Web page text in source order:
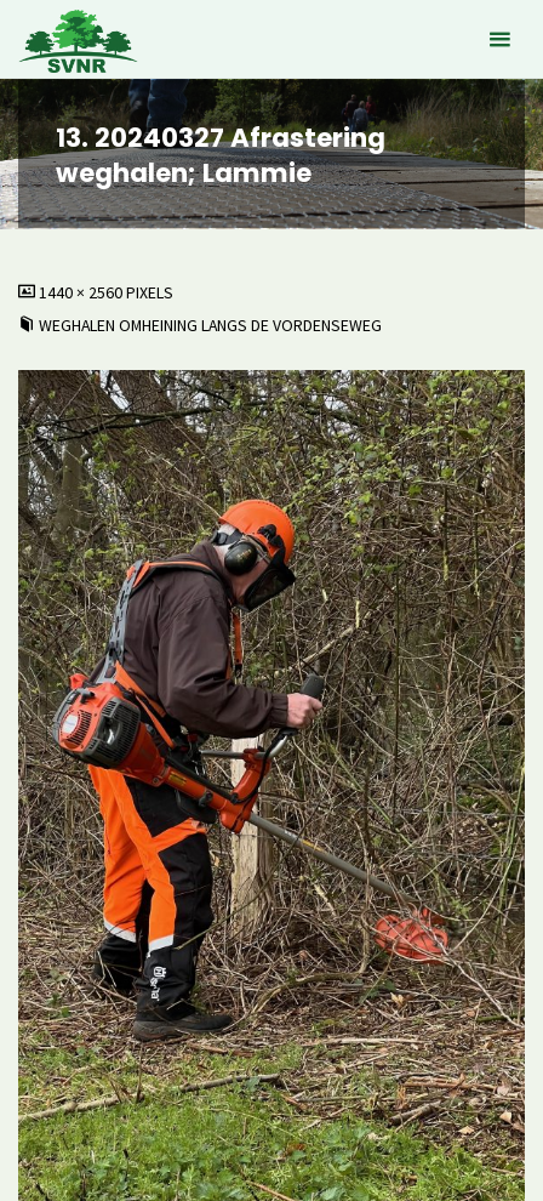
naar
de
inhoud
13. 20240327 Afrastering
weghalen; Lammie
VOLLEDIGE
GROOTTE
1440 × 2560PIXELS
WEGHALEN OMHEINING LANGS DE VORDENSEWEG